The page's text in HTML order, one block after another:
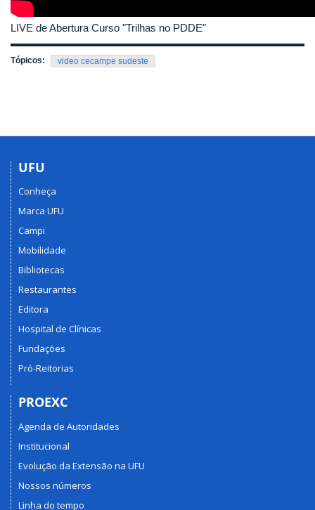
LIVE de Abertura Curso "Trilhas no PDDE"
Tópicos: video cecampe sudeste
UFU
Conheça
Marca UFU
Campi
Mobilidade
Bibliotecas
Restaurantes
Editora
Hospital de Clínicas
Fundações
Pró-Reitorias
PROEXC
Agenda de Autoridades
Institucional
Evolução da Extensão na UFU
Nossos números
Linha do tempo